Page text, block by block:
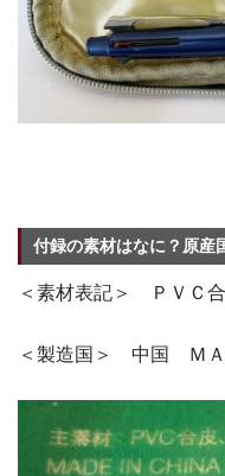
付録の素材はなに？原産
＜素材表記＞ ＰＶＣ
＜製造国＞ 中国 Ｍ